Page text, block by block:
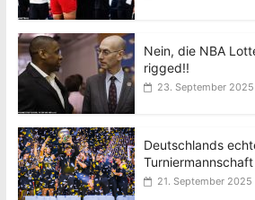
Nein, die NBA
rigged!!
23. September 2025
Deutschlands
Turniermannschaft
21. September 2025